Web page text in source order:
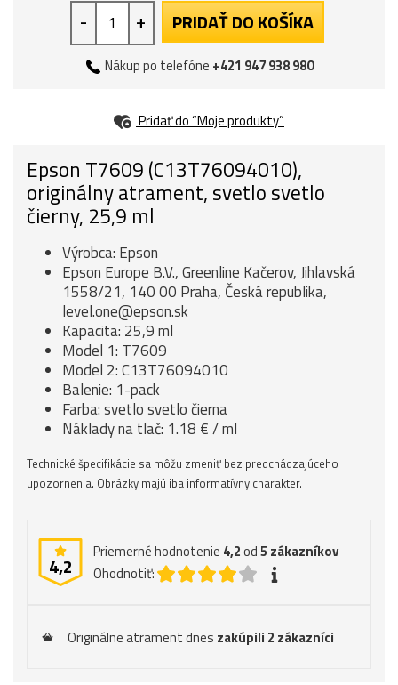
- + PRIDAŤ DO KOŠÍKA
Nákup po telefóne +421 947 938 980
Pridať do “Moje produkty”
Epson T7609 (C13T76094010),
originálny atrament, svetlo svetlo
čierny, 25,9 ml
Výrobca: Epson
Epson Europe B.V., Greenline Kačerov, Jihlavská
1558/21, 140 00 Praha, Česká republika,
level.one@epson.sk
Kapacita: 25,9 ml
Model 1: T7609
Model 2: C13T76094010
Balenie: 1-pack
Farba: svetlo svetlo čierna
Náklady na tlač: 1.18 € / ml
Technické špecifikácie sa môžu zmeniť bez predchádzajúceho
upozornenia. Obrázky majú iba informatívny charakter.
4,2
Priemerné hodnotenie 4,2od5 zákazníkov
Ohodnotiť:
Originálne atrament dnes zakúpili 2 zákazníci